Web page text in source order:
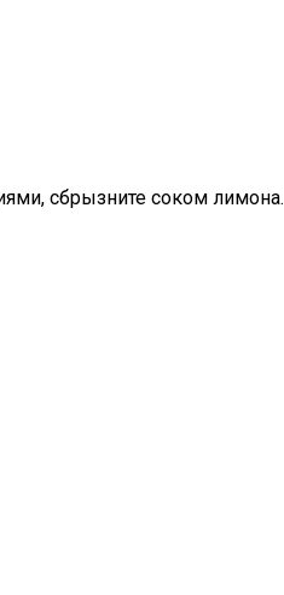
сбрызните соком лимона.